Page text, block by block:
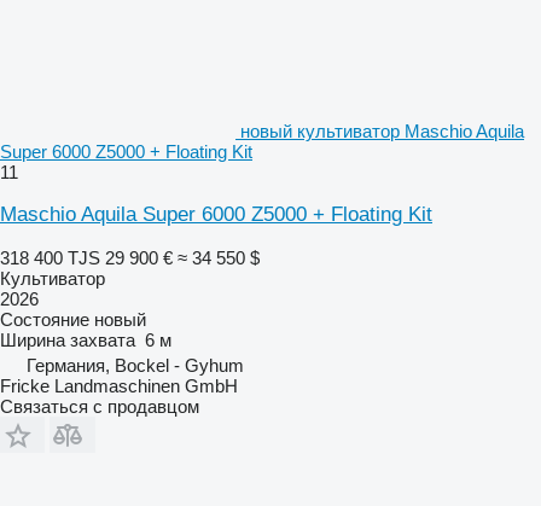
новый культиватор Maschio Aquila
Super 6000 Z5000 + Floating Kit
11
Maschio Aquila Super 6000 Z5000 + Floating Kit
318 400 TJS 29 900 € ≈ 34 550 $
Культиватор
2026
Состояние новый
Ширина захвата 6 м
Германия, Bockel - Gyhum
Fricke Landmaschinen GmbH
Связаться с продавцом